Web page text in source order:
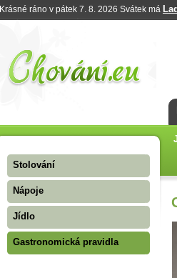
Krásné ráno v pátek 7. 8. 2026 Svátek má
Stolování
Nápoje
Jídlo
Gastronomická pravidla